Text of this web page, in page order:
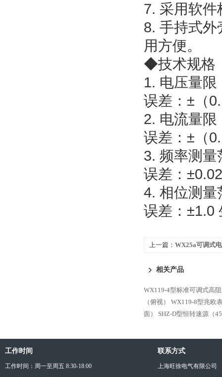
7. 采用软
8. 手持式
用方便。
◆技术规格
1. 电压量限
误差：±（
2. 电流量限
误差：±（
3. 频率测量
误差：
4. 相位测量
误差：±1.0
上一篇： WX25a可调式
相关产品
WX119-4型标准可调式高
（俯视）
WX119-8型兆欧
面）
SHZ-D型恒转速源（
工作时间
工作时间：周一至周五 8:30-18:00
联系方式
上海旺徐电气有限公司